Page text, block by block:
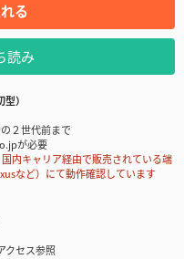
る
読み
）
２世代前まで
が必要
内キャリア経由で販売されている端
など）にて動作確認しています
クセス参照